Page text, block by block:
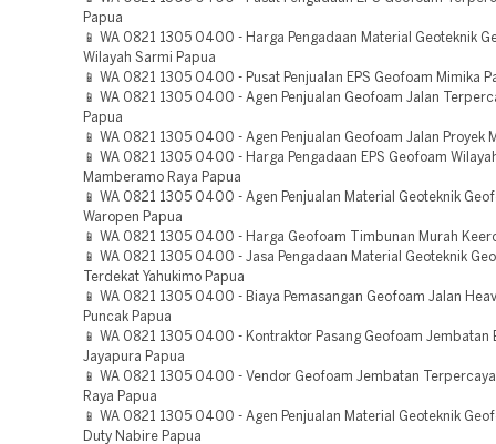
Papua
📱 WA 0821 1305 0400 - Harga Pengadaan Material Geoteknik
Wilayah Sarmi Papua
📱 WA 0821 1305 0400 - Pusat Penjualan EPS Geofoam Mimika
📱 WA 0821 1305 0400 - Agen Penjualan Geofoam Jalan
Papua
📱 WA 0821 1305 0400 - Agen Penjualan Geofoam Jalan Proyek
📱 WA 0821 1305 0400 - Harga Pengadaan EPS Geofoam
Mamberamo Raya Papua
📱 WA 0821 1305 0400 - Agen Penjualan Material Geoteknik
Waropen Papua
📱 WA 0821 1305 0400 - Harga Geofoam Timbunan Murah
📱 WA 0821 1305 0400 - Jasa Pengadaan Material Geoteknik
Terdekat Yahukimo Papua
📱 WA 0821 1305 0400 - Biaya Pemasangan Geofoam Jalan
Puncak Papua
📱 WA 0821 1305 0400 - Kontraktor Pasang Geofoam Jembatan
Jayapura Papua
📱 WA 0821 1305 0400 - Vendor Geofoam Jembatan
Raya Papua
📱 WA 0821 1305 0400 - Agen Penjualan Material Geoteknik
Duty Nabire Papua